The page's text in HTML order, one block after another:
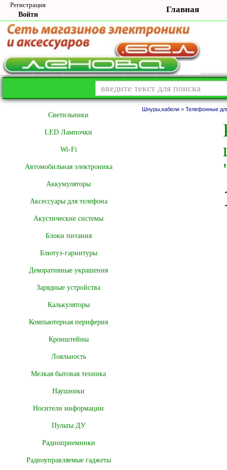
Регистрация
Войти
Главная
Cветильники
LED Лампочки
Wi-Fi
Автомобильная электроника
Аккумуляторы
Аксессуары для телефона
Акустические системы
Блоки питания
Блютуз-гарнитуры
Декоративные украшения
Зарядные устройства
Калькуляторы
Компьютерная периферия
Кронштейны
Лояльность
Мелкая бытовая техника
Наушники
Носители информации
Пульты ДУ
Радиоприемники
Радиоуправляемые гаджеты
Шнуры,кабели > Телефонные